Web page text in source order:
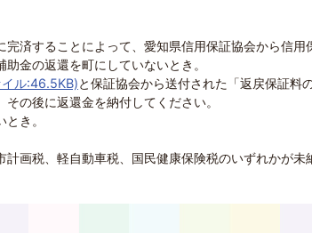
済することによって、愛知県信用保証協会から信用
金の返還を町にしていないとき。
ル:46.5KB)と保証協会から送付された「返戻保証料
の後に返還金を納付してください。
き。
画税、軽自動車税、国民健康保険税のいずれかが未